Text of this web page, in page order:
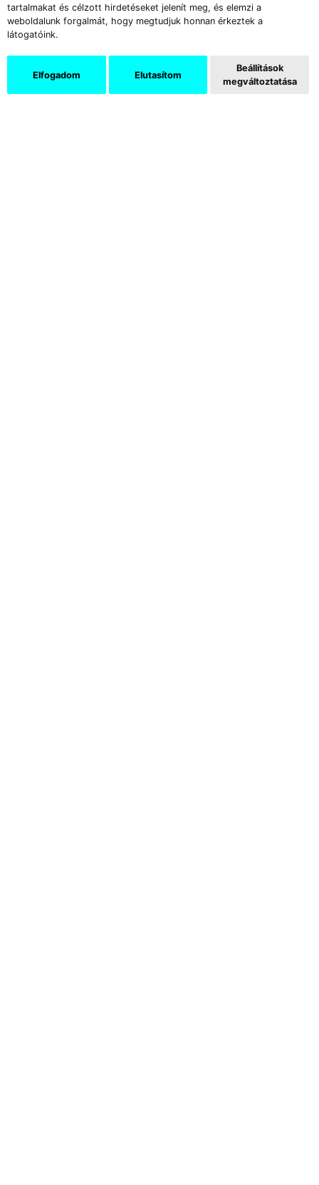
tartalmakat és célzott hirdetéseket jelenít meg, és elemzi a
weboldalunk forgalmát, hogy megtudjuk honnan érkeztek a
látogatóink.
Elfogadom Elutasítom
Beállítások
megváltoztatása